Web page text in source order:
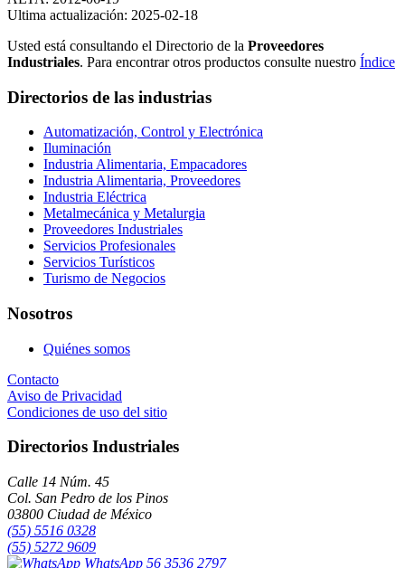
Ultima actualización: 2025-02-18
Usted está consultando el Directorio de la Proveedores
Industriales. Para encontrar otros productos consulte nuestro Índice
Directorios de las industrias
Automatización, Control y Electrónica
Iluminación
Industria Alimentaria, Empacadores
Industria Alimentaria, Proveedores
Industria Eléctrica
Metalmecánica y Metalurgia
Proveedores Industriales
Servicios Profesionales
Servicios Turísticos
Turismo de Negocios
Nosotros
Quiénes somos
Contacto
Aviso de Privacidad
Condiciones de uso del sitio
Directorios Industriales
Calle 14 Núm. 45
Col. San Pedro de los Pinos
03800 Ciudad de México
(55) 5516 0328
(55) 5272 9609
WhatsApp 56 3536 2797